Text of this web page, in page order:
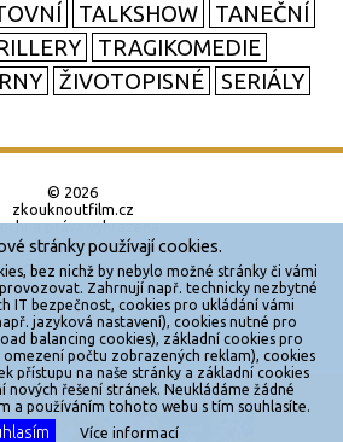
X
TALKSHOW
TANEČNÍ
TRAGIKOMEDIE
ŽIVOTOPISNÉ SERIÁLY
© 2026
zkouknoutfilm.cz
práva vyhrazena.
by
Reklama
Sítě
Redakce
je bez souhlasu provozovatele zakázáno.
stránky používají cookies.
bez nichž by nebylo možné stránky či vámi
Zahrnují např. technicky nezbytné
IT bezpečnost, cookies pro ukládání vámi
jazyková nastavení), cookies nutné pro
balancing cookies), základní cookies pro
počtu zobrazených reklam), cookies
přístupu na naše stránky a základní cookies
řešení stránek. Neukládáme žádné
a používáním tohoto webu s tím souhlasíte.
Více informací